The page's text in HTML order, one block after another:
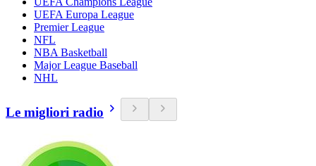
UEFA Europa League
Premier League
NFL
NBA Basketball
Major League Baseball
NHL
Le migliori radio